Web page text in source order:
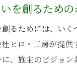
を創るための
るためには、いく
ヒロ・工房が提供
、施主のビジョ